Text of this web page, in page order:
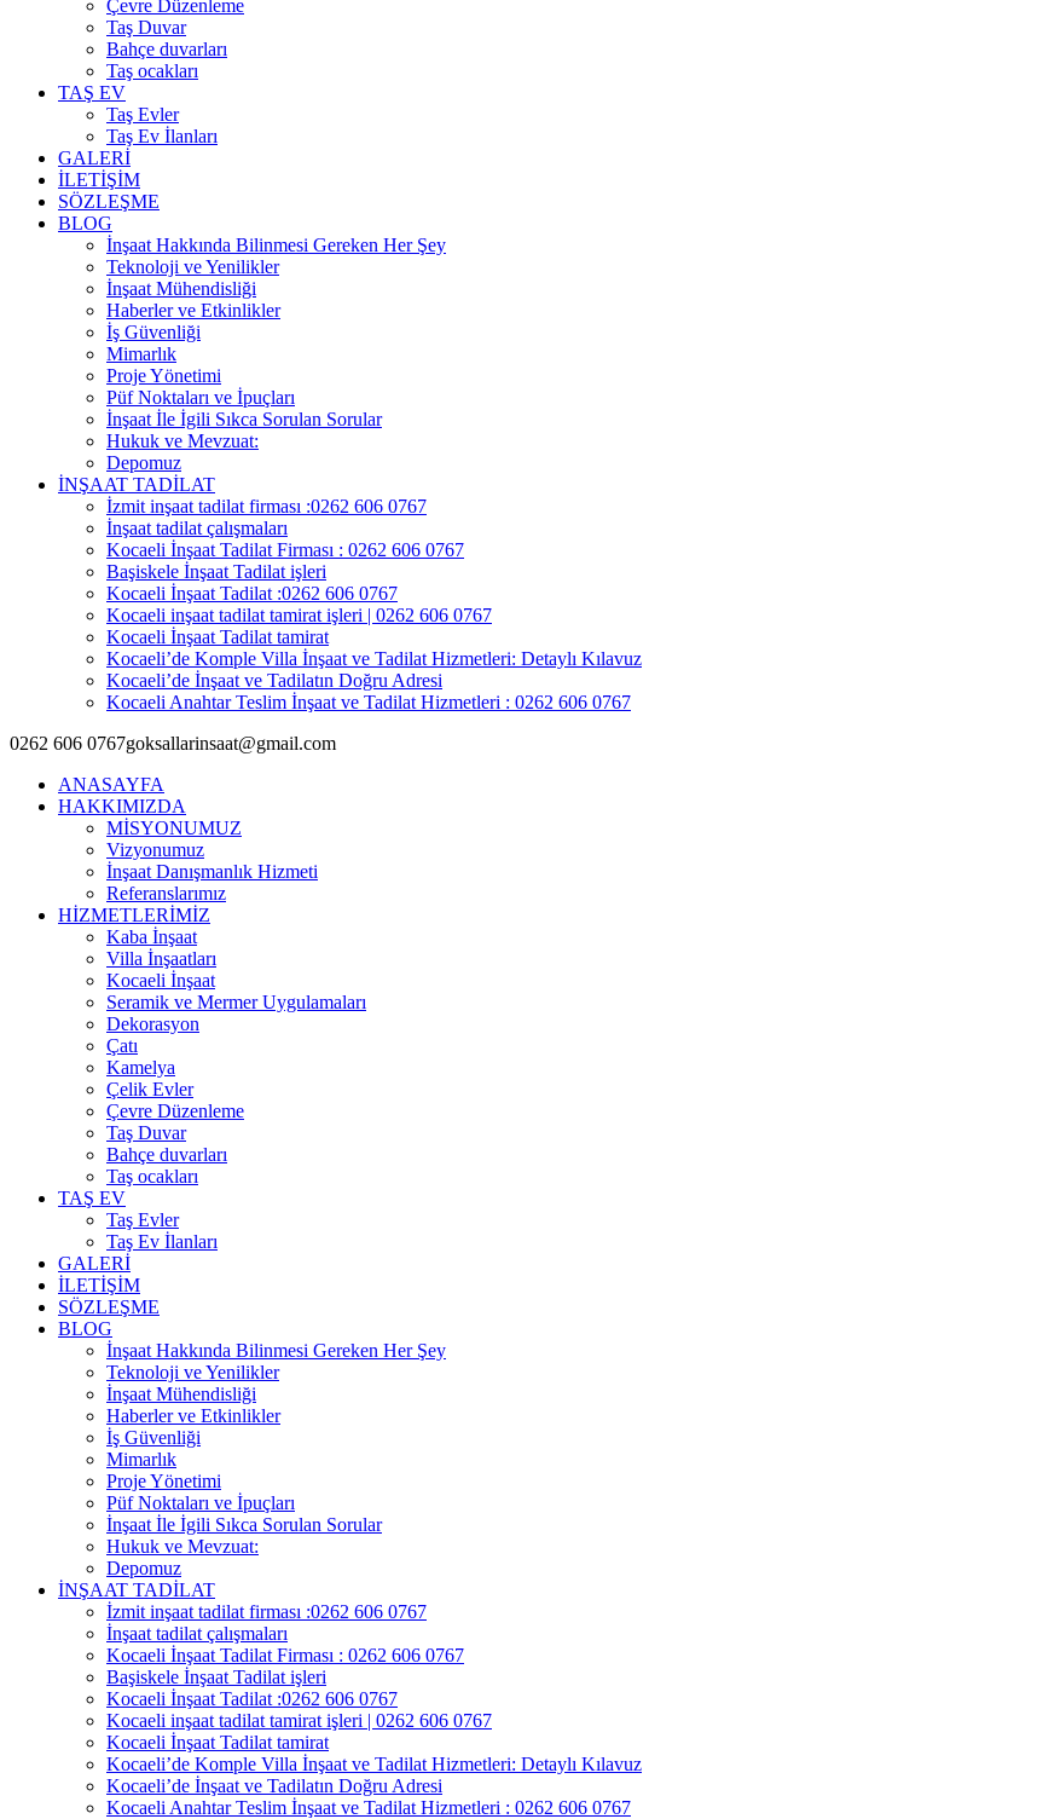
Çevre Düzenleme
Taş Duvar
Bahçe duvarları
Taş ocakları
TAŞ EV
Taş Evler
Taş Ev İlanları
GALERİ
İLETİŞİM
SÖZLEŞME
BLOG
İnşaat Hakkında Bilinmesi Gereken Her Şey
Teknoloji ve Yenilikler
İnşaat Mühendisliği
Haberler ve Etkinlikler
İş Güvenliği
Mimarlık
Proje Yönetimi
Püf Noktaları ve İpuçları
İnşaat İle İgili Sıkca Sorulan Sorular
Hukuk ve Mevzuat:
Depomuz
İNŞAAT TADİLAT
İzmit inşaat tadilat firması :0262 606 0767
İnşaat tadilat çalışmaları
Kocaeli İnşaat Tadilat Firması : 0262 606 0767
Başiskele İnşaat Tadilat işleri
Kocaeli İnşaat Tadilat :0262 606 0767
Kocaeli inşaat tadilat tamirat işleri | 0262 606 0767
Kocaeli İnşaat Tadilat tamirat
Kocaeli’de Komple Villa İnşaat ve Tadilat Hizmetleri: Detaylı Kılavuz
Kocaeli’de İnşaat ve Tadilatın Doğru Adresi
Kocaeli Anahtar Teslim İnşaat ve Tadilat Hizmetleri : 0262 606 0767
0262 606 0767goksallarinsaat@gmail.com
ANASAYFA
HAKKIMIZDA
MİSYONUMUZ
Vizyonumuz
İnşaat Danışmanlık Hizmeti
Referanslarımız
HİZMETLERİMİZ
Kaba İnşaat
Villa İnşaatları
Kocaeli İnşaat
Seramik ve Mermer Uygulamaları
Dekorasyon
Çatı
Kamelya
Çelik Evler
Çevre Düzenleme
Taş Duvar
Bahçe duvarları
Taş ocakları
TAŞ EV
Taş Evler
Taş Ev İlanları
GALERİ
İLETİŞİM
SÖZLEŞME
BLOG
İnşaat Hakkında Bilinmesi Gereken Her Şey
Teknoloji ve Yenilikler
İnşaat Mühendisliği
Haberler ve Etkinlikler
İş Güvenliği
Mimarlık
Proje Yönetimi
Püf Noktaları ve İpuçları
İnşaat İle İgili Sıkca Sorulan Sorular
Hukuk ve Mevzuat:
Depomuz
İNŞAAT TADİLAT
İzmit inşaat tadilat firması :0262 606 0767
İnşaat tadilat çalışmaları
Kocaeli İnşaat Tadilat Firması : 0262 606 0767
Başiskele İnşaat Tadilat işleri
Kocaeli İnşaat Tadilat :0262 606 0767
Kocaeli inşaat tadilat tamirat işleri | 0262 606 0767
Kocaeli İnşaat Tadilat tamirat
Kocaeli’de Komple Villa İnşaat ve Tadilat Hizmetleri: Detaylı Kılavuz
Kocaeli’de İnşaat ve Tadilatın Doğru Adresi
Kocaeli Anahtar Teslim İnşaat ve Tadilat Hizmetleri : 0262 606 0767